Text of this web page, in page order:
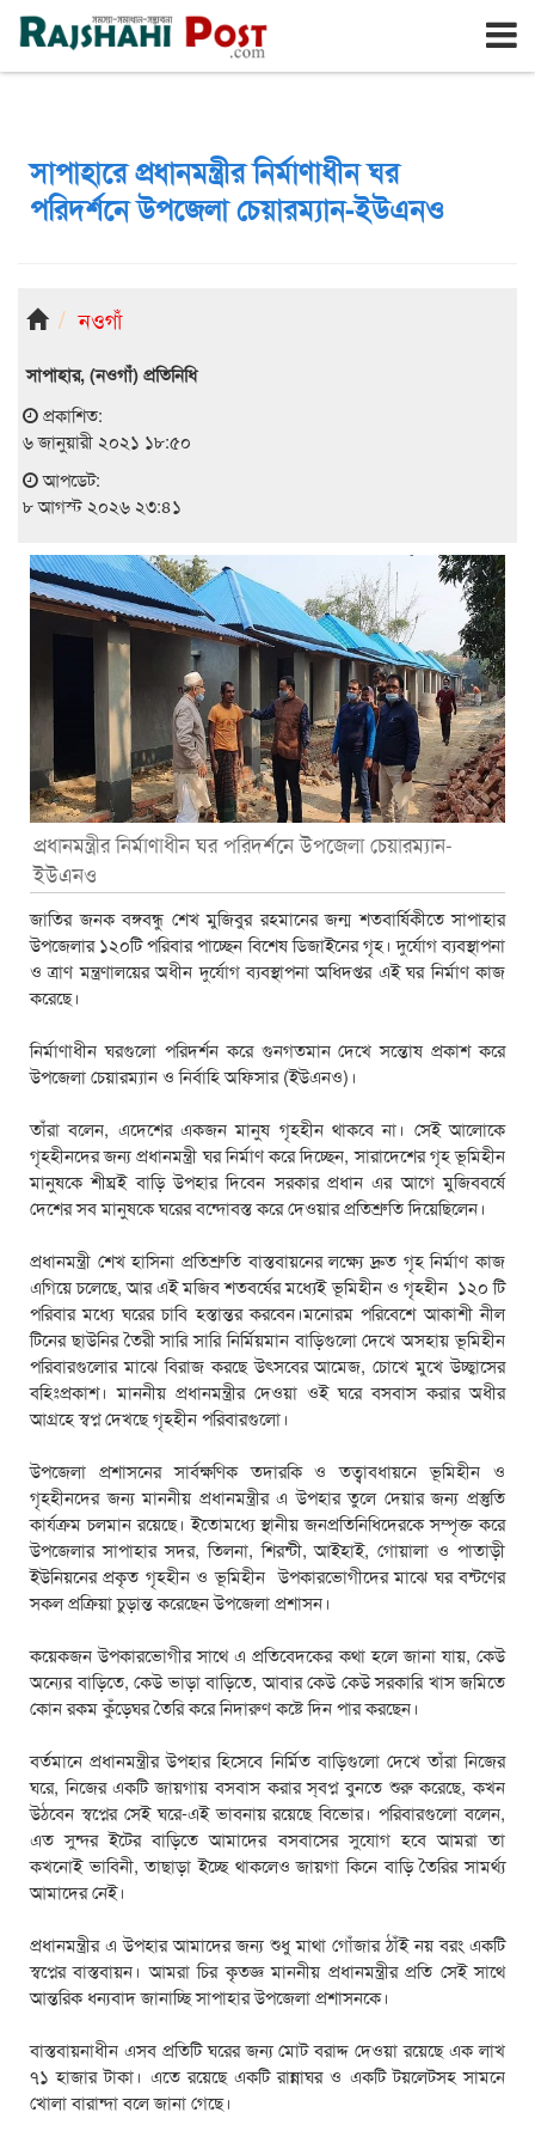
রাজশাহী শনিবার, ৮ই আগস্ট ২০২৬, ২৫শে শ্রাবণ ১৪৩৩
সাপাহারে প্রধানমন্ত্রীর নির্মাণাধীন ঘর
পরিদর্শনে উপজেলা চেয়ারম্যান-ইউএনও
নওগাঁ
সাপাহার, (নওগাঁ) প্রতিনিধি
প্রকাশিত:
৬ জানুয়ারী ২০২১ ১৮:৫০
আপডেট:
৮ আগস্ট ২০২৬ ২৩:৪১
প্রধানমন্ত্রীর নির্মাণাধীন ঘর পরিদর্শনে উপজেলা চেয়ারম্যান-
ইউএনও
জাতির জনক বঙ্গবন্ধু শেখ মুজিবুর রহমানের জন্ম শতবার্ষিকীতে সাপাহার
উপজেলার ১২০টি পরিবার পাচ্ছেন বিশেষ ডিজাইনের গৃহ। দুর্যোগ ব্যবস্থাপনা
ও ত্রাণ মন্ত্রণালয়ের অধীন দুর্যোগ ব্যবস্থাপনা অধিদপ্তর এই ঘর নির্মাণ কাজ
করেছে।
নির্মাণাধীন ঘরগুলো পরিদর্শন করে গুনগতমান দেখে সন্তোষ প্রকাশ করে
উপজেলা চেয়ারম্যান ও নির্বাহি অফিসার (ইউএনও)।
তাঁরা বলেন, এদেশের একজন মানুষ গৃহহীন থাকবে না। সেই আলোকে
গৃহহীনদের জন্য প্রধানমন্ত্রী ঘর নির্মাণ করে দিচ্ছেন, সারাদেশের গৃহ ভূমিহীন
মানুষকে শীঘ্রই বাড়ি উপহার দিবেন সরকার প্রধান এর আগে মুজিববর্ষে
দেশের সব মানুষকে ঘরের বন্দোবস্ত করে দেওয়ার প্রতিশ্রুতি দিয়েছিলেন।
প্রধানমন্ত্রী শেখ হাসিনা প্রতিশ্রুতি বাস্তবায়নের লক্ষ্যে দ্রুত গৃহ নির্মাণ কাজ
এগিয়ে চলেছে, আর এই মজিব শতবর্ষের মধ্যেই ভূমিহীন ও গৃহহীন ১২০ টি
পরিবার মধ্যে ঘরের চাবি হস্তান্তর করবেন।মনোরম পরিবেশে আকাশী নীল
টিনের ছাউনির তৈরী সারি সারি নির্মিয়মান বাড়িগুলো দেখে অসহায় ভূমিহীন
পরিবারগুলোর মাঝে বিরাজ করছে উৎসবের আমেজ, চোখে মুখে উচ্ছ্বাসের
বহিঃপ্রকাশ। মাননীয় প্রধানমন্ত্রীর দেওয়া ওই ঘরে বসবাস করার অধীর
আগ্রহে স্বপ্ন দেখছে গৃহহীন পরিবারগুলো।
উপজেলা প্রশাসনের সার্বক্ষণিক তদারকি ও তত্বাবধায়নে ভূমিহীন ও
গৃহহীনদের জন্য মাননীয় প্রধানমন্ত্রীর এ উপহার তুলে দেয়ার জন্য প্রস্তুতি
কার্যক্রম চলমান রয়েছে। ইতোমধ্যে স্থানীয় জনপ্রতিনিধিদেরকে সম্পৃক্ত করে
উপজেলার সাপাহার সদর, তিলনা, শিরন্টী, আইহাই, গোয়ালা ও পাতাড়ী
ইউনিয়নের প্রকৃত গৃহহীন ও ভূমিহীন উপকারভোগীদের মাঝে ঘর বন্টণের
সকল প্রক্রিয়া চুড়ান্ত করেছেন উপজেলা প্রশাসন।
কয়েকজন উপকারভোগীর সাথে এ প্রতিবেদকের কথা হলে জানা যায়, কেউ
অন্যের বাড়িতে, কেউ ভাড়া বাড়িতে, আবার কেউ কেউ সরকারি খাস জমিতে
কোন রকম কুঁড়েঘর তৈরি করে নিদারুণ কষ্টে দিন পার করছেন।
বর্তমানে প্রধানমন্ত্রীর উপহার হিসেবে নির্মিত বাড়িগুলো দেখে তাঁরা নিজের
ঘরে, নিজের একটি জায়গায় বসবাস করার স্বপ্ন বুনতে শুরু করেছে, কখন
উঠবেন স্বপ্নের সেই ঘরে-এই ভাবনায় রয়েছে বিভোর। পরিবারগুলো বলেন,
এত সুন্দর ইটের বাড়িতে আমাদের বসবাসের সুযোগ হবে আমরা তা
কখনোই ভাবিনী, তাছাড়া ইচ্ছে থাকলেও জায়গা কিনে বাড়ি তৈরির সামর্থ্য
আমাদের নেই।
প্রধানমন্ত্রীর এ উপহার আমাদের জন্য শুধু মাথা গোঁজার ঠাঁই নয় বরং একটি
স্বপ্নের বাস্তবায়ন। আমরা চির কৃতজ্ঞ মাননীয় প্রধানমন্ত্রীর প্রতি সেই সাথে
আন্তরিক ধন্যবাদ জানাচ্ছি সাপাহার উপজেলা প্রশাসনকে।
বাস্তবায়নাধীন এসব প্রতিটি ঘরের জন্য মোট বরাদ্দ দেওয়া রয়েছে এক লাখ
৭১ হাজার টাকা। এতে রয়েছে একটি রান্নাঘর ও একটি টয়লেটসহ সামনে
খোলা বারান্দা বলে জানা গেছে।